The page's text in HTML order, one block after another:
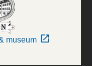
museum